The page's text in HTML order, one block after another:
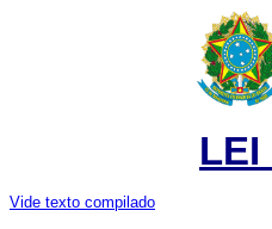
LEI
Vide texto compilado